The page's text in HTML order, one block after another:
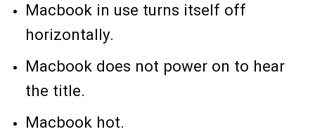
Macbook in use turns itself off
horizontally.
Macbook does not power on to hear
the title.
Macbook hot.